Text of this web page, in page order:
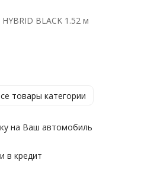
BLACK 1.52 м
товары категории
на Ваш автомобиль
в кредит